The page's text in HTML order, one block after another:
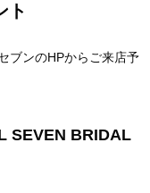
ト
ブンのHPからご来店予
SEVEN BRIDAL